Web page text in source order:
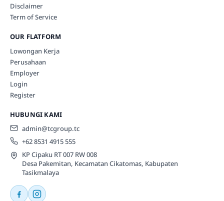
Disclaimer
Term of Service
OUR FLATFORM
Lowongan Kerja
Perusahaan
Employer
Login
Register
HUBUNGI KAMI
admin@tcgroup.tc
+62 8531 4915 555
KP Cipaku RT 007 RW 008
Desa Pakemitan, Kecamatan Cikatomas, Kabupaten
Tasikmalaya